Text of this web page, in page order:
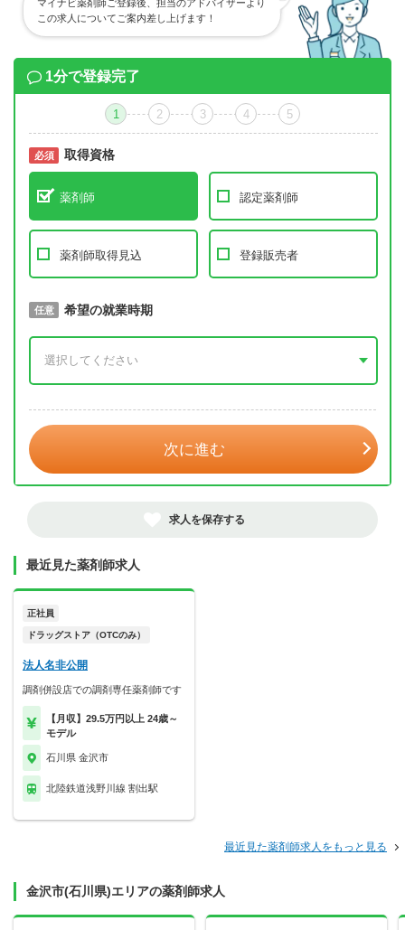
マイナビ薬剤師ご登録後、担当のアドバイザーより
この求人についてご案内差し上げます！
1分で登録完了
1 2 3 4 5
必須 取得資格
薬剤師 認定薬剤師
薬剤師取得見込 登録販売者
必須 取得予定年
任意 希望の就業時期
次に進む
求人を保存する
最近見た薬剤師求人
正社員
ドラッグストア（OTCのみ）
法人名非公開
調剤併設店での調剤専任薬剤師です
【月収】29.5万円以上 24歳～
モデル
石川県 金沢市
北陸鉄道浅野川線 割出駅
最近見た薬剤師求人をもっと見る
金沢市(石川県)エリアの薬剤師求人